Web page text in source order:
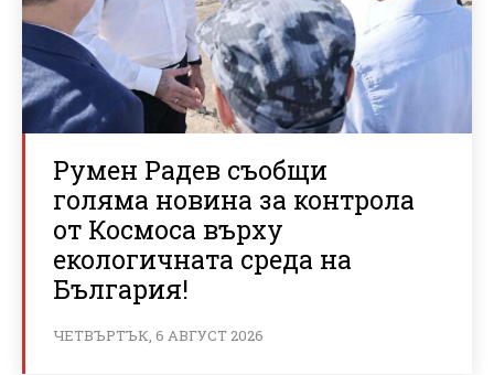
Румен Радев съобщи
голяма новина за контрола
от Космоса върху
екологичната среда на
България!
ЧЕТВЪРТЪК, 6 АВГУСТ 2026